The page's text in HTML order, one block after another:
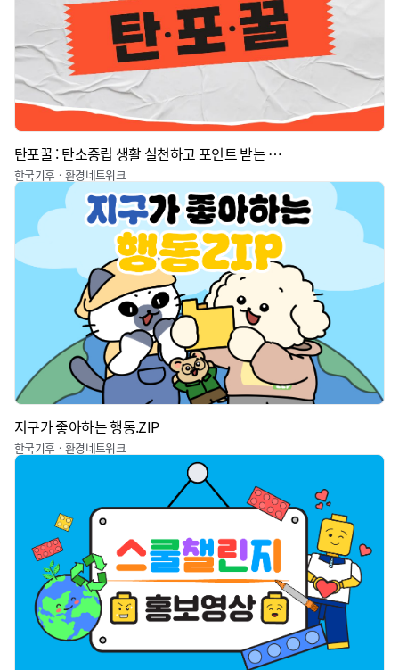
탄포꿀 : 탄소중립 생활 실천하고 포인트 받는 꿀팁
한국기후ㆍ환경네트워크
지구가 좋아하는 행동.ZIP
한국기후ㆍ환경네트워크